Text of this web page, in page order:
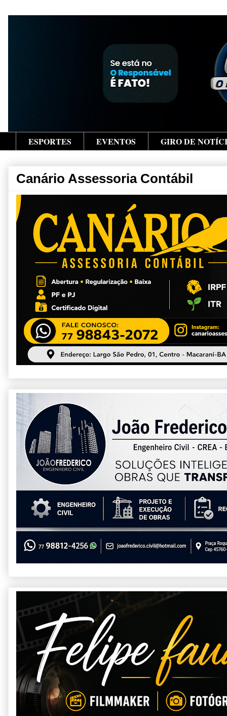
ESPORTES EVENTOS GIRO DE
Canário Assessoria Contábil